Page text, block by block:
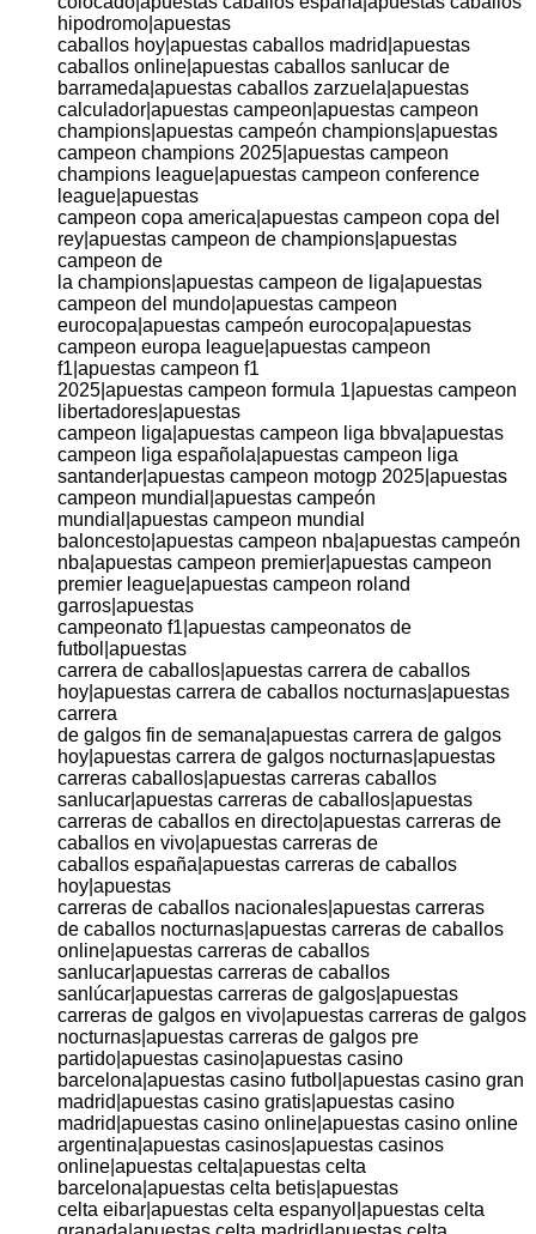
hipodromo|apuestas
caballos hoy|apuestas caballos madrid|apuestas
caballos online|apuestas caballos sanlucar de
barrameda|apuestas caballos zarzuela|apuestas
calculador|apuestas campeon|apuestas campeon
champions|apuestas campeón champions|apuestas
campeon champions 2025|apuestas campeon
champions league|apuestas campeon conference
league|apuestas
campeon copa america|apuestas campeon copa del
rey|apuestas campeon de champions|apuestas
campeon de
la champions|apuestas campeon de liga|apuestas
campeon del mundo|apuestas campeon
eurocopa|apuestas campeón eurocopa|apuestas
campeon europa league|apuestas campeon
f1|apuestas campeon f1
2025|apuestas campeon formula 1|apuestas campeon
libertadores|apuestas
campeon liga|apuestas campeon liga bbva|apuestas
campeon liga española|apuestas campeon liga
santander|apuestas campeon motogp 2025|apuestas
campeon mundial|apuestas campeón
mundial|apuestas campeon mundial
baloncesto|apuestas campeon nba|apuestas campeón
nba|apuestas campeon premier|apuestas campeon
premier league|apuestas campeon roland
garros|apuestas
campeonato f1|apuestas campeonatos de
futbol|apuestas
carrera de caballos|apuestas carrera de caballos
hoy|apuestas carrera de caballos nocturnas|apuestas
carrera
de galgos fin de semana|apuestas carrera de galgos
hoy|apuestas carrera de galgos nocturnas|apuestas
carreras caballos|apuestas carreras caballos
sanlucar|apuestas carreras de caballos|apuestas
carreras de caballos en directo|apuestas carreras de
caballos en vivo|apuestas carreras de
caballos españa|apuestas carreras de caballos
hoy|apuestas
carreras de caballos nacionales|apuestas carreras
de caballos nocturnas|apuestas carreras de caballos
online|apuestas carreras de caballos
sanlucar|apuestas carreras de caballos
sanlúcar|apuestas carreras de galgos|apuestas
carreras de galgos en vivo|apuestas carreras de galgos
nocturnas|apuestas carreras de galgos pre
partido|apuestas casino|apuestas casino
barcelona|apuestas casino futbol|apuestas casino gran
madrid|apuestas casino gratis|apuestas casino
madrid|apuestas casino online|apuestas casino online
argentina|apuestas casinos|apuestas casinos
online|apuestas celta|apuestas celta
barcelona|apuestas celta betis|apuestas
celta eibar|apuestas celta espanyol|apuestas celta